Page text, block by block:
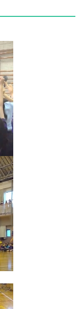
介動画
ターズサイト（寄付金
い）
各教科の取り組み
スキルプログラム
業
器の活用
事
活Q&A